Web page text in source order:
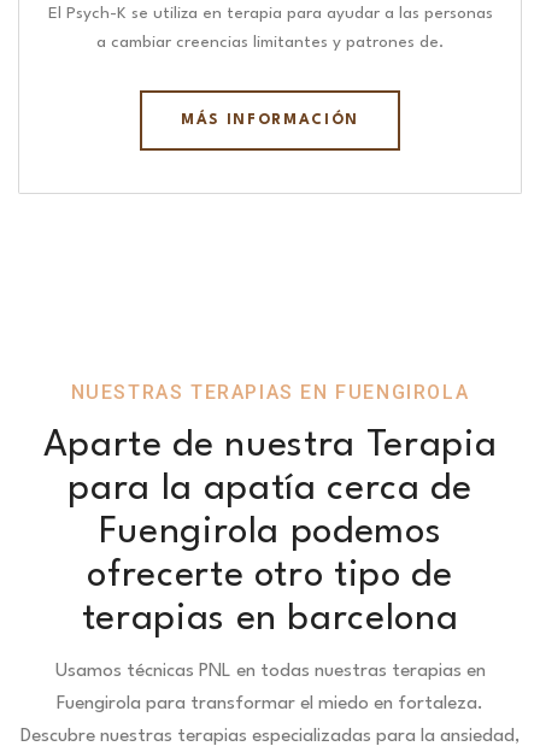
El Psych-K se utiliza en terapia para ayudar a las personas
a cambiar creencias limitantes y patrones de.
MÁS INFORMACIÓN
NUESTRAS TERAPIAS EN FUENGIROLA
Aparte de nuestra Terapia
para la apatía cerca de
Fuengirola podemos
ofrecerte otro tipo de
terapias en barcelona
Usamos técnicas PNL en todas nuestras terapias en
Fuengirola para transformar el miedo en fortaleza.
Descubre nuestras terapias especializadas para la ansiedad,